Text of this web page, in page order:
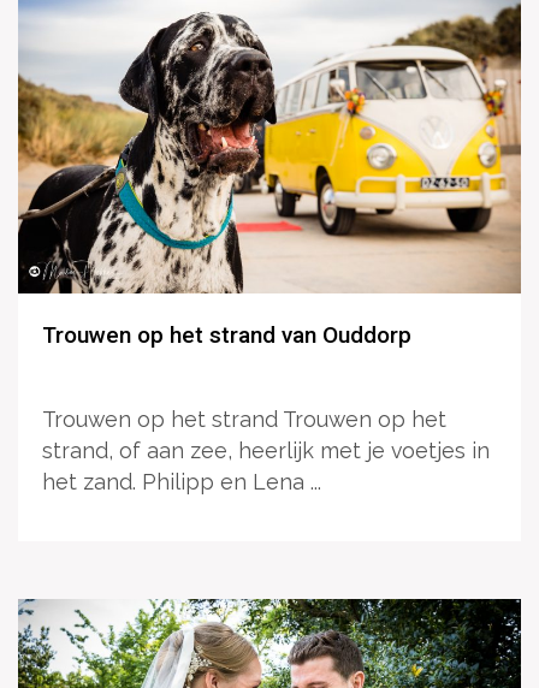
Trouwen op het strand van Ouddorp
Trouwen op het strand Trouwen op het
strand, of aan zee, heerlijk met je voetjes in
het zand. Philipp en Lena ...